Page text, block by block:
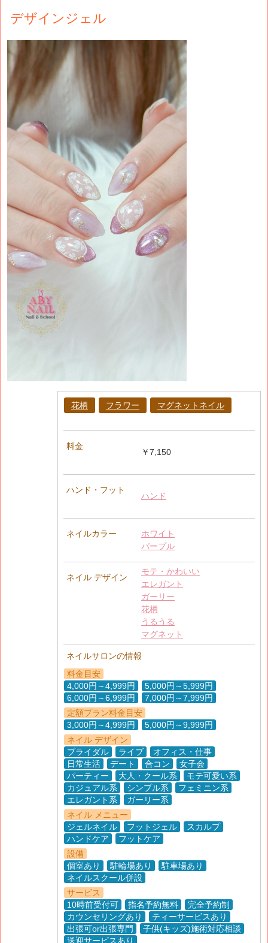
デザインジェル
花柄 フラワー マグネットネイル
料金
￥7,150
ハンド・フット
ハンド
ネイルカラー
ホワイト
パープル
ネイル デザイン
モテ・かわいい
エレガント
ガーリー
花柄
うるうる
マグネット
ネイルサロンの情報
料金目安
4,000円～4,999円
5,000円～5,999円
6,000円～6,999円
7,000円～7,999円
定額プラン料金目安
3,000円～4,999円
5,000円～9,999円
ネイル デザイン
ブライダル
ライブ
オフィス・仕事
日常生活
デート 合コン
女子会
パーティー
大人・クール系
モテ可愛い系
カジュアル系
シンプル系
フェミニン系
エレガント系
ガーリー系
ネイル メニュー
ジェルネイル
フットジェル
スカルプ
ハンドケア
フットケア
設備
個室あり
駐輪場あり
駐車場あり
ネイルスクール併設
サービス
10時前受付可
指名予約無料
完全予約制
カウンセリングあり
ティーサービスあり
出張可or出張専門
子供(キッズ)施術対応相談
送迎サービスあり